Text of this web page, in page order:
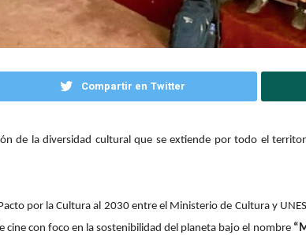
Compartir en Twitter
de la diversidad cultural que se extiende por todo el
por la Cultura al 2030 entre el Ministerio de Cultura y
cine con foco en la sostenibilidad del planeta bajo el nombre